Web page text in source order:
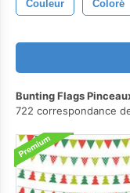
Couleur Coloré
Bunting Flags
722 correspondance